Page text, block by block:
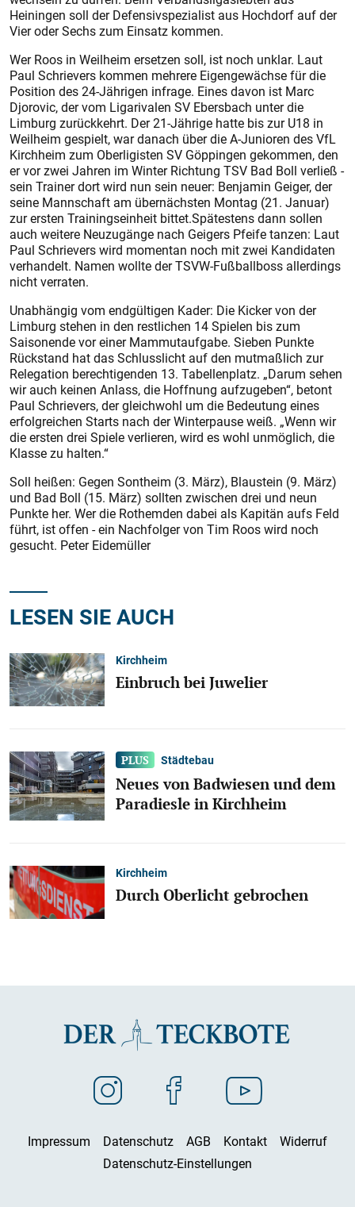
Heiningen soll der Defensivspezialist aus Hochdorf auf der
Vier oder Sechs zum Einsatz kommen.
Wer Roos in Weilheim ersetzen soll, ist noch unklar. Laut
Paul Schrievers kommen mehrere Eigengewächse für die
Position des 24-Jährigen infrage. Eines davon ist Marc
Djorovic, der vom Ligarivalen SV Ebersbach unter die
Limburg zurückkehrt. Der 21-Jährige hatte bis zur U18 in
Weilheim gespielt, war danach über die A-Junioren des VfL
Kirchheim zum Oberligisten SV Göppingen gekommen, den
er vor zwei Jahren im Winter Richtung TSV Bad Boll verließ -
sein Trainer dort wird nun sein neuer: Benjamin Geiger, der
seine Mannschaft am übernächsten Montag (21. Januar)
zur ersten Trainingseinheit bittet.Spätestens dann sollen
auch weitere Neuzugänge nach Geigers Pfeife tanzen: Laut
Paul Schrievers wird momentan noch mit zwei Kandidaten
verhandelt. Namen wollte der TSVW-Fußballboss allerdings
nicht verraten.
Unabhängig vom endgültigen Kader: Die Kicker von der
Limburg stehen in den restlichen 14 Spielen bis zum
Saisonende vor einer Mammutaufgabe. Sieben Punkte
Rückstand hat das Schlusslicht auf den mutmaßlich zur
Relegation berechtigenden 13. Tabellenplatz. „Darum sehen
wir auch keinen Anlass, die Hoffnung aufzugeben“, betont
Paul Schrievers, der gleichwohl um die Bedeutung eines
erfolgreichen Starts nach der Winterpause weiß. „Wenn wir
die ersten drei Spiele verlieren, wird es wohl unmöglich, die
Klasse zu halten.“
Soll heißen: Gegen Sontheim (3. März), Blaustein (9. März)
und Bad Boll (15. März) sollten zwischen drei und neun
Punkte her. Wer die Rothemden dabei als Kapitän aufs Feld
führt, ist offen - ein Nachfolger von Tim Roos wird noch
gesucht. Peter Eidemüller
LESEN SIE AUCH
Kirchheim
Einbruch bei Juwelier
Städtebau
Neues von Badwiesen und dem
Paradiesle in Kirchheim
Kirchheim
Durch Oberlicht gebrochen
Impressum Datenschutz AGB Kontakt
Widerruf
Datenschutz-Einstellungen